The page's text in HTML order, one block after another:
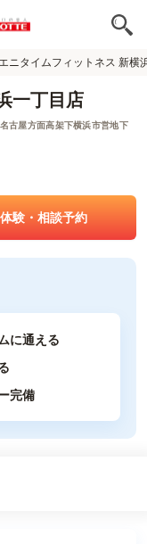
エニタイムフィットネス 新横
一丁目店
古屋方面高架下横浜市営地下
体験・相談予約
に通える
完備